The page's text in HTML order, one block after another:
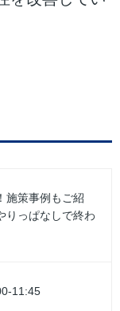
施策事例もご紹
りっぱなしで終わ
11:45